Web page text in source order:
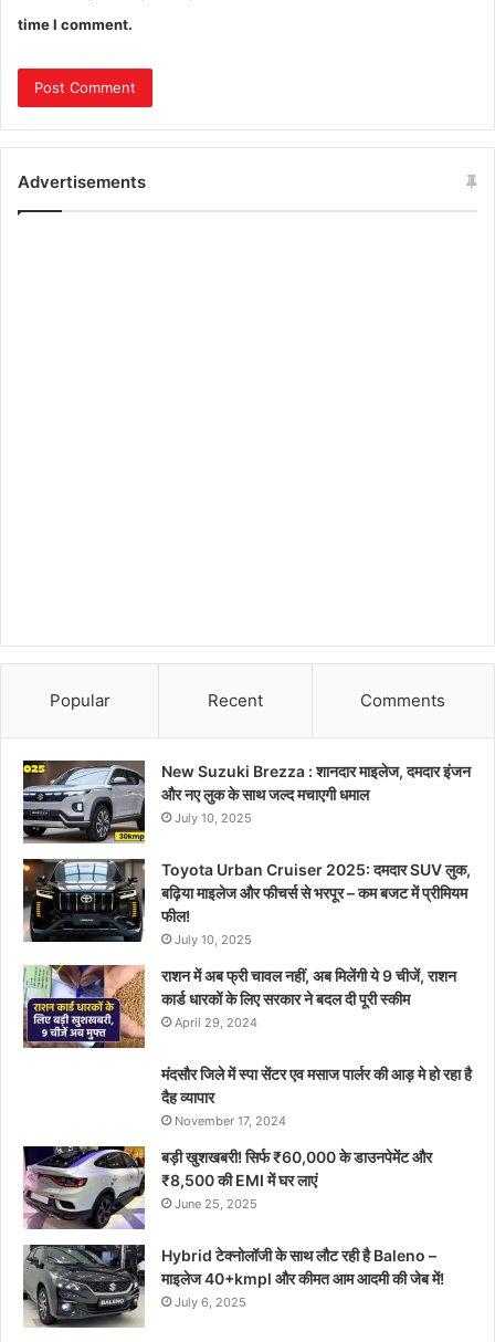
time I comment.
Advertisements
Popular Recent Comments
New Suzuki Brezza : शानदार माइलेज, दमदार इंजन
और नए लुक के साथ जल्द मचाएगी धमाल
July 10, 2025
Toyota Urban Cruiser 2025: दमदार SUV लुक,
बढ़िया माइलेज और फीचर्स से भरपूर – कम बजट में प्रीमियम
फील!
July 10, 2025
राशन में अब फ्री चावल नहीं, अब मिलेंगी ये 9 चीजें, राशन
कार्ड धारकों के लिए सरकार ने बदल दी पूरी स्कीम
April 29, 2024
मंदसौर जिले में स्पा सेंटर एव मसाज पार्लर की आड़ मे हो रहा है
दैह व्यापार
November 17, 2024
बड़ी खुशखबरी! सिर्फ ₹60,000 के डाउनपेमेंट और
₹8,500 की EMI में घर लाएं
June 25, 2025
Hybrid टेक्नोलॉजी के साथ लौट रही है Baleno –
माइलेज 40+kmpl और कीमत आम आदमी की जेब में!
July 6, 2025